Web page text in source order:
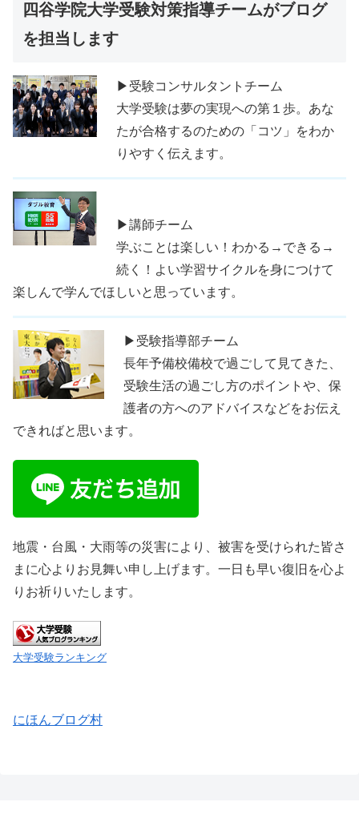
四谷学院大学受験対策指導チームがブログ
を担当します
▶受験コンサルタントチーム
大学受験は夢の実現への第１歩。あな
たが合格するのための「コツ」をわか
りやすく伝えます。
▶講師チーム
学ぶことは楽しい！わかる→できる→
続く！よい学習サイクルを身につけて
楽しんで学んでほしいと思っています。
▶受験指導部チーム
長年予備校備校で過ごして見てきた、
受験生活の過ごし方のポイントや、保
護者の方へのアドバイスなどをお伝え
できればと思います。
地震・台風・大雨等の災害により、被害を受けられた皆さ
まに心よりお見舞い申し上げます。一日も早い復旧を心よ
りお祈りいたします。
大学受験ランキング
にほんブログ村